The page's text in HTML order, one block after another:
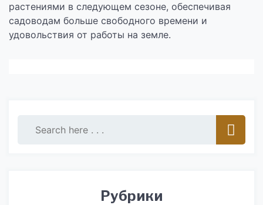
растениями в следующем сезоне, обеспечивая
садоводам больше свободного времени и
удовольствия от работы на земле.
Рубрики